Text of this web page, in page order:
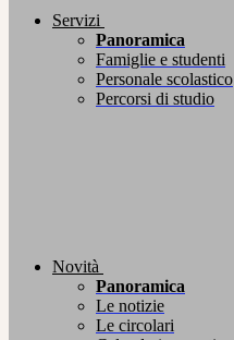
Servizi
Panoramica
Famiglie e studenti
Personale scolastico
Percorsi di studio
Novità
Panoramica
Le notizie
Le circolari